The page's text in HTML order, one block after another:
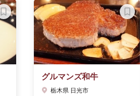
グルマンズ和牛
栃木県 日光市